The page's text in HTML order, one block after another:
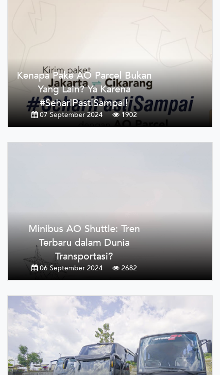
Kenapa Pake AO Parcel Bukan
Yang Lain? Ya Karena
#SehariPastiSampai!
07 September 2024 1902
Minibus AO Shuttle: Tren
Terbaru dalam Dunia
Transportasi?
06 September 2024 2682